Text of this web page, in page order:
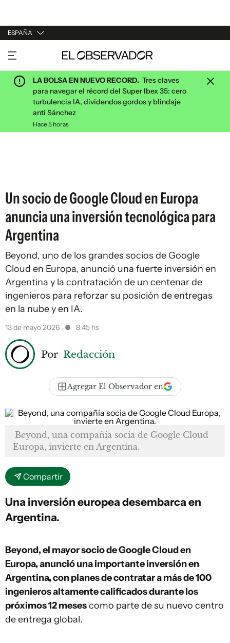
ESPAÑA
URUGUAY
ARGENTINA
ESPAÑA
ESTADOS UNIDOS
LA BOLSA EN NUEVO RECORD. Tres claves
para navegar el récord del Super Ibex 35: cero
turbulencia IA, dividendos gordos y blindaje
anti Sánchez
Hace 5 horas
Un socio de Google Cloud en Europa
anuncia una inversión tecnológica para
Argentina
Beyond, uno de los grandes socios de Google
Cloud en Europa, anunció una fuerte inversión en
Argentina y la contratación de un centenar de
ingenieros para reforzar su posición de entregas
en la nube y en IA.
13 de mayo 2026 8:45 hs
Por Redacción
Agregar El Observador en
Beyond, una compañía socia de Google Cloud
Europa, invierte en Argentina.
Compartir
Una inversión europea desembarca en
Argentina.
Beyond, el mayor socio de Google Cloud en
Europa, anunció una importante inversión en
Argentina, con planes de contratar a más de 100
ingenieros altamente calificados durante los
próximos 12 mesescomo parte de su nuevo centro
de entrega global.